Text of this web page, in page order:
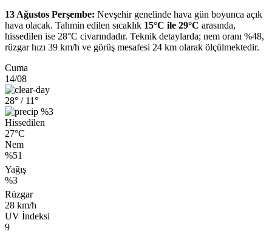
13 Ağustos Perşembe: Nevşehir genelinde hava gün boyunca açık
hava olacak. Tahmin edilen sıcaklık 15°C ile 29°C arasında,
hissedilen ise 28°C civarındadır. Teknik detaylarda; nem oranı %48,
rüzgar hızı 39 km/h ve görüş mesafesi 24 km olarak ölçülmektedir.
Cuma
14/08
28° / 11°
%3
Hissedilen
27°C
Nem
%51
Yağış
%3
Rüzgar
28 km/h
UV İndeksi
9